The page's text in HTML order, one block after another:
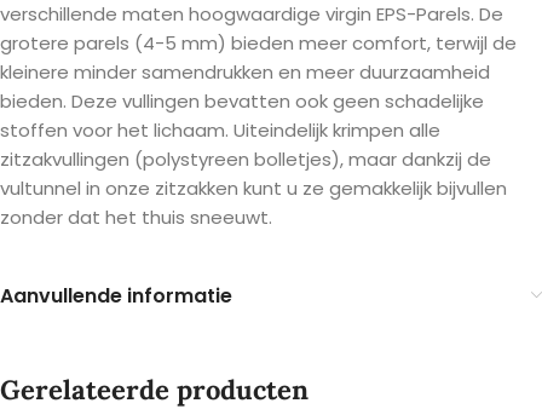
verschillende maten hoogwaardige virgin EPS-Parels. De
grotere parels (4-5 mm) bieden meer comfort, terwijl de
kleinere minder samendrukken en meer duurzaamheid
bieden. Deze vullingen bevatten ook geen schadelijke
stoffen voor het lichaam. Uiteindelijk krimpen alle
zitzakvullingen (polystyreen bolletjes), maar dankzij de
vultunnel in onze zitzakken kunt u ze gemakkelijk bijvullen
zonder dat het thuis sneeuwt.
Aanvullende informatie
Gerelateerde producten